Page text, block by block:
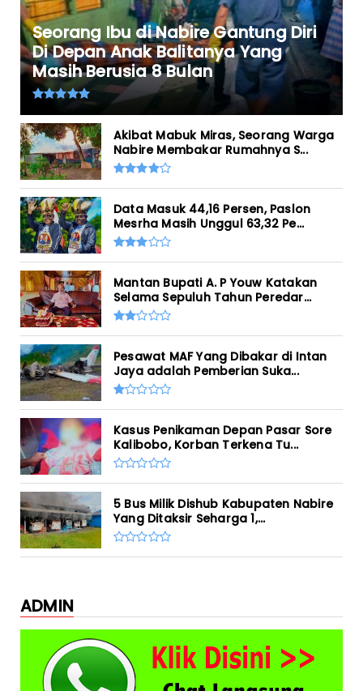
Seorang Ibu di Nabire Gantung Diri
Di Depan Anak Balitanya Yang
Masih Berusia 8 Bulan
Akibat Mabuk Miras, Seorang Warga
Nabire Membakar Rumahnya S...
Data Masuk 44,16 Persen, Paslon
Mesrha Masih Unggul 63,32 Pe...
Mantan Bupati A. P Youw Katakan
Selama Sepuluh Tahun Peredar...
Pesawat MAF Yang Dibakar di Intan
Jaya adalah Pemberian Suka...
Kasus Penikaman Depan Pasar Sore
Kalibobo, Korban Terkena Tu...
5 Bus Milik Dishub Kabupaten Nabire
Yang Ditaksir Seharga 1,...
ADMIN